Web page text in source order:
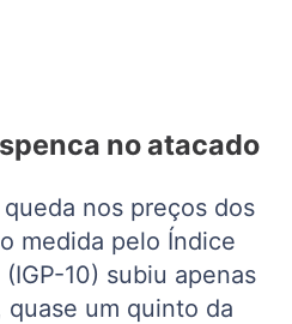
no atacado
nos preços dos
medida pelo Índice
10) subiu apenas
quase um quinto da